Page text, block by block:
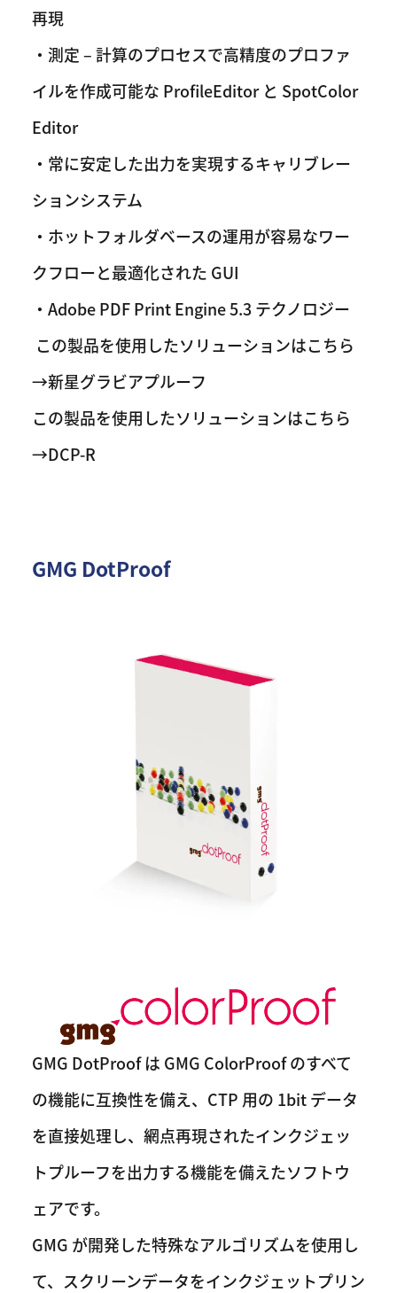
再現
・測定 – 計算のプロセスで高精度のプロファ
イルを作成可能な ProfileEditor と SpotColor
Editor
・常に安定した出力を実現するキャリブレー
ションシステム
・ホットフォルダベースの運用が容易なワー
クフローと最適化された GUI
・Adobe PDF Print Engine 5.3 テクノロジー
この製品を使用したソリューションはこちら
→新星グラビアプルーフ
この製品を使用したソリューションはこちら
→DCP-R
GMG DotProof
GMG DotProof は GMG ColorProof のすべて
の機能に互換性を備え、CTP 用の 1bit データ
を直接処理し、網点再現されたインクジェッ
トプルーフを出力する機能を備えたソフトウ
ェアです。
GMG が開発した特殊なアルゴリズムを使用し
て、スクリーンデータをインクジェットプリン